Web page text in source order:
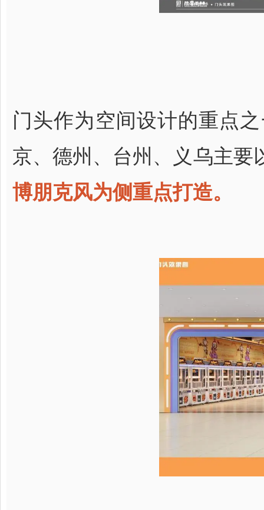
门头作为空间设计的重点
京、德州、台州、义乌主要
博朋克风为侧重点打造。